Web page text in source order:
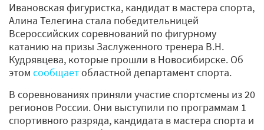
Ивановская фигуристка, кандидат в мастера спорта,
Алина Телегина стала победительницей
Всероссийских соревнований по фигурному
катанию на призы Заслуженного тренера В.Н.
Кудрявцева, которые прошли в Новосибирске. Об
этом сообщаетобластной департамент спорта.
В соревнованиях приняли участие спортсмены из 20
регионов России. Они выступили по программам 1
спортивного разряда, кандидата в мастера спорта и